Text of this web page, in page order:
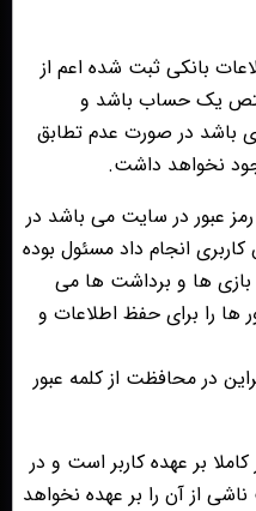
بانکی ثبت شده اعم از
یک حساب باشد و
باشد در صورت عدم تطابق
نخواهد داشت.
عبور در سایت می باشد در
انجام داد مسئول بوده
ها و برداشت ها می
ها را برای حفظ اطلاعات و
در محافظت از کلمه عبور
بر عهده کاربر است و در
از آن را بر عهده نخواهد